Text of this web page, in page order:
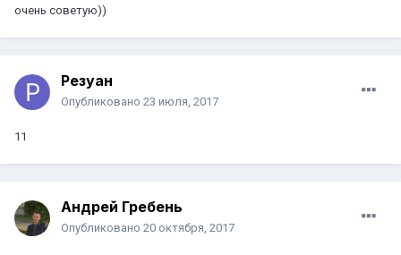
очень советую))
Резуан
Опубликовано 23 июля, 2017
11
Андрей Гребень
Опубликовано 20 октября, 2017